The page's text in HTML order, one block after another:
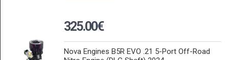
325.00€
Nova Engines B5R EVO .21 5-Port Off-Road